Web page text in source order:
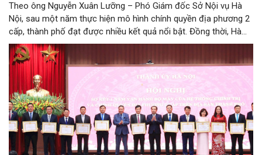
Theo ông Nguyễn Xuân Lưỡng – Phó Giám đốc Sở Nội vụ Hà
Nội, sau một năm thực hiện mô hình chính quyền địa phương 2
cấp, thành phố đạt được nhiều kết quả nổi bật. Đồng thời, Hà
Nội đang nghiên cứu, thực hiện đúng tinh thần chỉ đạo của
Trung ương để tiếp tục tinh chỉnh xã, phường, đảm bảo mô hình
chính quyền địa phương 2 cấp của Hà Nội phát huy hiệu quả
hơn nữa trong giai đoạn mới.